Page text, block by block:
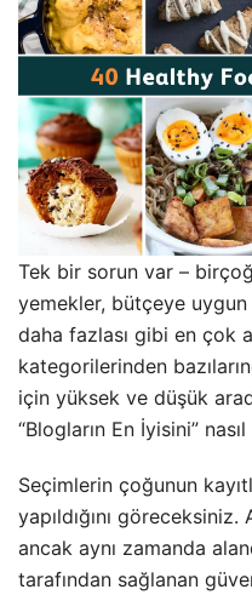
Tek bir sorun var –
yemekler, bütçeye
daha fazlası gibi en çok
kategorilerinden
için yüksek ve düşük
“Blogların En İyisini”
Seçimlerin çoğunun
yapıldığını
ancak aynı zamanda
tarafından sağlanan